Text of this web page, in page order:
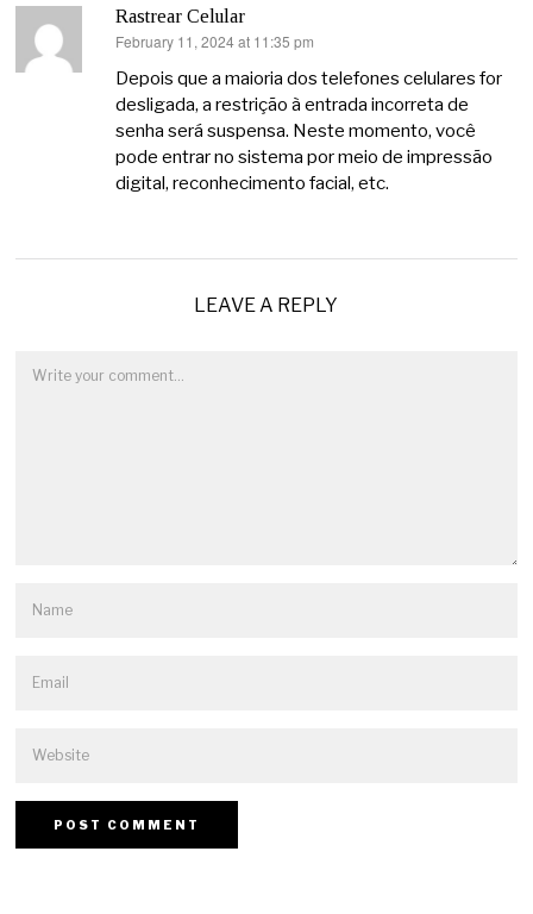
Rastrear Celular
says:
February 11, 2024 at 11:35 pm
Depois que a maioria dos telefones celulares for
desligada, a restrição à entrada incorreta de
senha será suspensa. Neste momento, você
pode entrar no sistema por meio de impressão
digital, reconhecimento facial, etc.
LEAVE A REPLY